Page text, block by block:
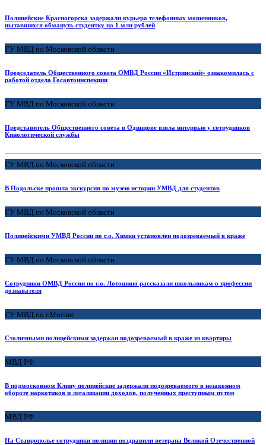
Полицейские Красногорска задержали курьера телефонных мошенников,
пытавшихся обмануть студентку на 1 млн рублей
ГУ МВД по Московской области
Председатель Общественного совета ОМВД России «Истринский» ознакомилась с
работой отдела Госавтоинспекции
ГУ МВД по Московской области
Представитель Общественного совета в Одинцове взяла интервью у сотрудников
Кинологической службы
ГУ МВД по Московской области
В Подольске прошла экскурсия по музею истории УМВД для студентов
ГУ МВД по Московской области
Полицейскими УМВД России по г.о. Химки установлен подозреваемый в краже
ГУ МВД по Московской области
Сотрудники ОМВД России по г.о. Лотошино рассказали школьникам о профессии
дознавателя
ГУ МВД по г.Москве
Столичными полицейскими задержан подозреваемый в краже из квартиры
МВД РФ
В подмосковном Клину полицейские задержали подозреваемого в незаконном
обороте наркотиков и легализации доходов, полученных преступным путем
МВД РФ
На Ставрополье сотрудники полиции поздравили ветерана Великой Отечественной